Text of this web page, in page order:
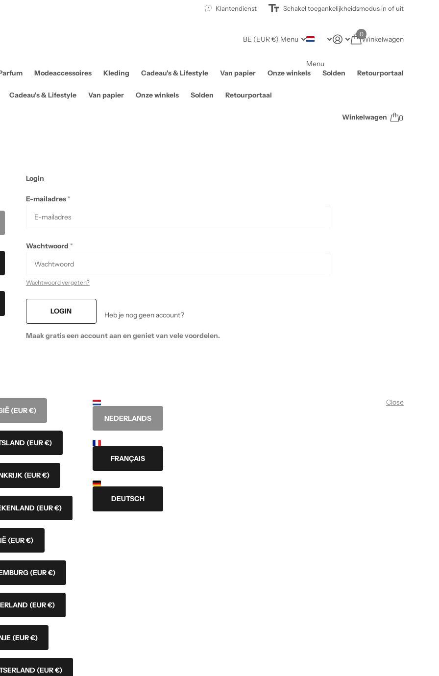
Klantendienst Schakel toegankelijkheidsmodus in of uit
BE (EUR €) Menu
Menu
Winkelwagen
0
Modeaccessoires Kleding Cadeau's & Lifestyle Van papier Onze winkels Solden Retourportaal
Cadeau's & Lifestyle Van papier Onze winkels Solden Retourportaal
Login
E-mailadres *
Wachtwoord *
Wachtwoord vergeten?
LOGIN Heb je nog geen account?
Maak gratis een account aan en geniet van vele voordelen.
Winkelwagen 0
(EUR €)
(EUR €)
(EUR €)
(EUR €)
(EUR €)
(EUR €)
(EUR €)
(EUR €)
(EUR €)
NEDERLANDS
FRANÇAIS
DEUTSCH
Close